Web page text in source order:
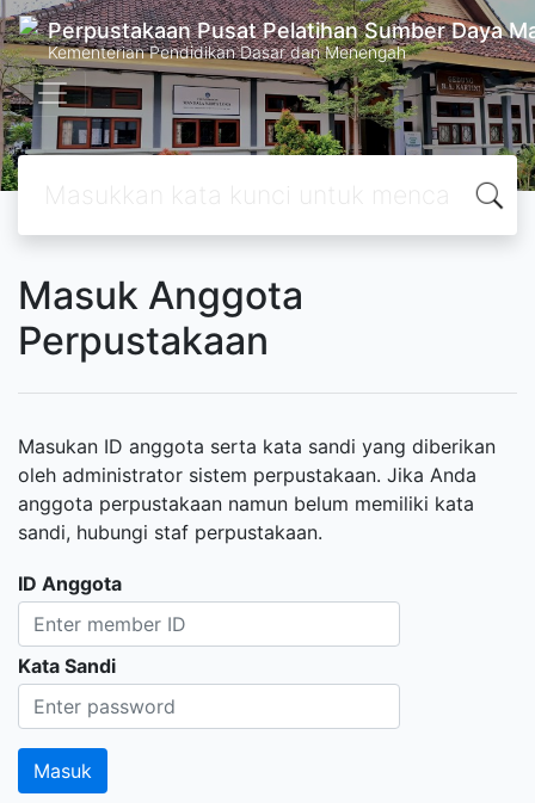
Perpustakaan Pusat Pelatihan Sumber Daya
Kementerian Pendidikan Dasar dan Menengah
Masuk Anggota
Perpustakaan
Masukan ID anggota serta kata sandi yang diberikan
oleh administrator sistem perpustakaan. Jika Anda
anggota perpustakaan namun belum memiliki kata
sandi, hubungi staf perpustakaan.
ID Anggota
Kata Sandi